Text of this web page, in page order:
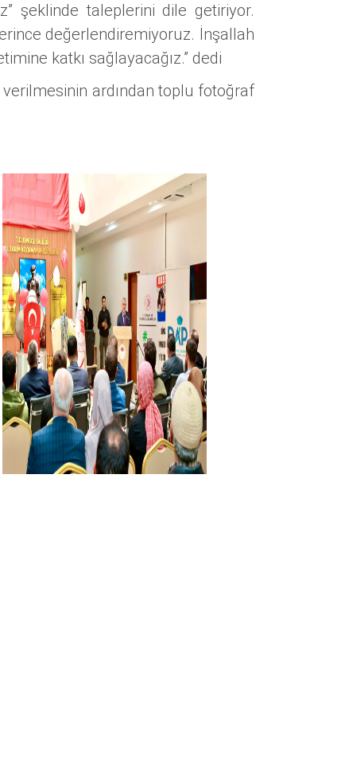
şeklinde taleplerini dile getiriyor.
değerlendiremiyoruz. İnşallah
katkı sağlayacağız.” dedi
ardından toplu fotoğraf